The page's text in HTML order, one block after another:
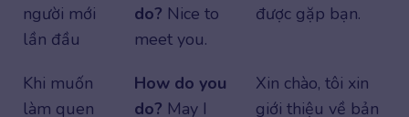
người mới
lần đầu
do? Nice to
meet you.
được gặp bạn.
Khi muốn
làm quen
How do you
do? May I
Xin chào, tôi xin
giới thiệu về bản